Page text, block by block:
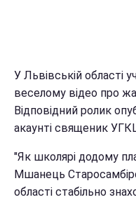
У Львівській області
веселому відео про
Відповідний ролик
акаунті священик
"Як школярі додому
Мшанець
області стабільно